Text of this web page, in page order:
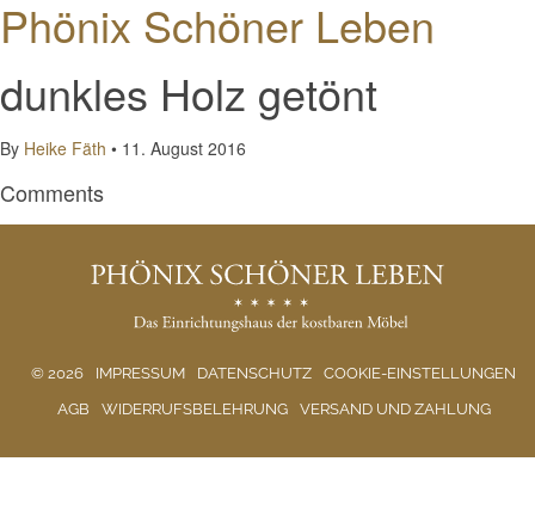
Phönix Schöner Leben
dunkles Holz getönt
By Heike Fäth • 11. August 2016
Comments
© 2026 IMPRESSUM DATENSCHUTZ
COOKIE-EINSTELLUNGEN
AGB
WIDERRUFSBELEHRUNG VERSAND UND ZAHLUNG